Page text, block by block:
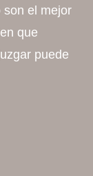
son el mejor
que
puede